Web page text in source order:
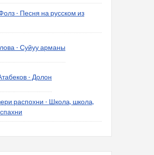
- Песня на русском из
- Суйуу арманы
- Долон
распохни - Школа, школа,